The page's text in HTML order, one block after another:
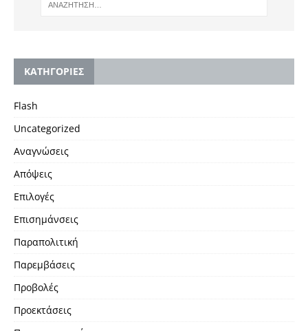
KΑΤΗΓΟΡΙΕΣ
Flash
Uncategorized
Αναγνώσεις
Απόψεις
Επιλογές
Επισημάνσεις
Παραπολιτική
Παρεμβάσεις
Προβολές
Προεκτάσεις